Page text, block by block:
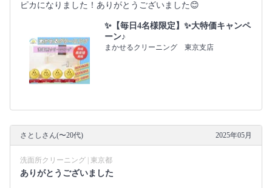
ピカになりました！ありがとうございました😊
✨【毎日4名様限定】✨大特価キャンペ
ーン♪
まかせるクリーニング 東京支店
さとしさん(〜20代) 2025年05月
洗面所クリーニング | 東京都
ありがとうございました